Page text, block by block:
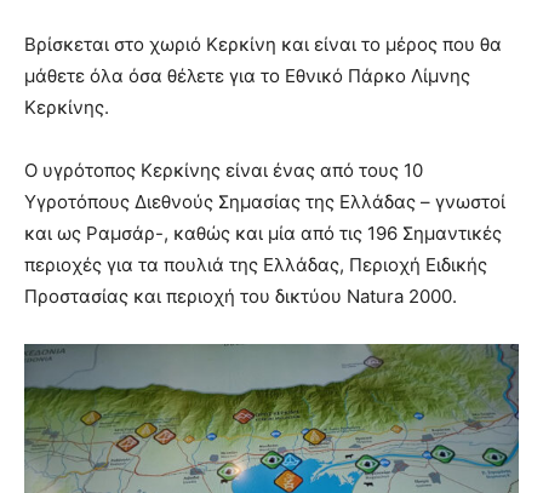
Βρίσκεται στο χωριό Κερκίνη και είναι το μέρος που θα
μάθετε όλα όσα θέλετε για το Εθνικό Πάρκο Λίμνης
Κερκίνης.
Ο υγρότοπος Κερκίνης είναι ένας από τους 10
Υγροτόπους Διεθνούς Σημασίας της Ελλάδας – γνωστοί
και ως Ραμσάρ-, καθώς και μία από τις 196 Σημαντικές
περιοχές για τα πουλιά της Ελλάδας, Περιοχή Ειδικής
Προστασίας και περιοχή του δικτύου Natura 2000.